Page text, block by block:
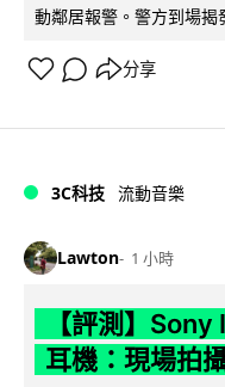
動鄰居報警。警方到場揭
分享
3C科技 流動音樂
Lawton 1 小時
【評測】
耳機：現場拍